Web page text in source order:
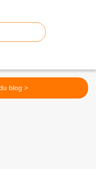
Toutes les vidéos du blog >